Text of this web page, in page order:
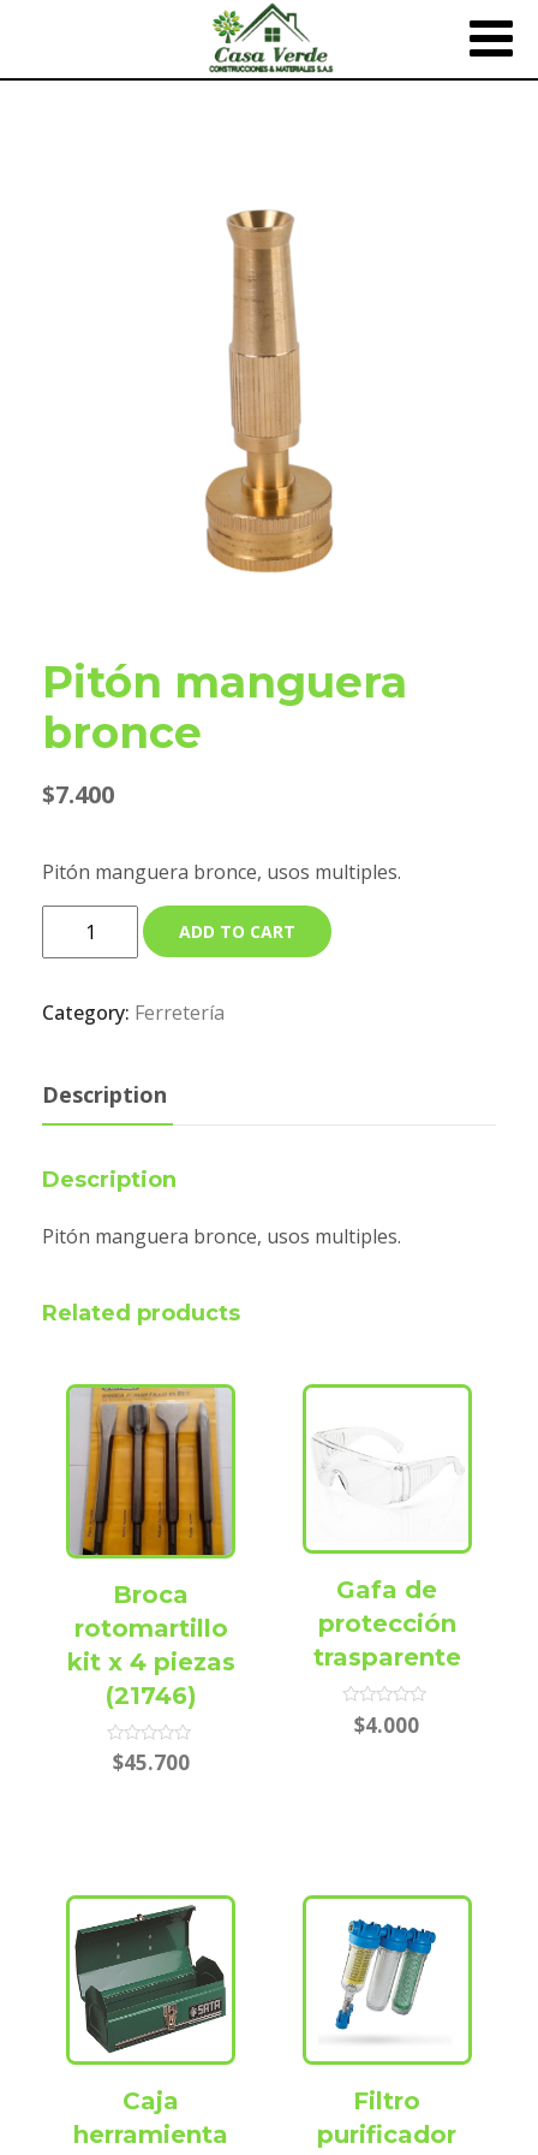
Pitón manguera
bronce
$7.400
Pitón manguera bronce, usos multiples.
ADD TO CART
Category: Ferretería
Description
Description
Pitón manguera bronce, usos multiples.
Related products
Broca
rotomartillo
kit x 4 piezas
(21746)
Rated
0$45.700
Gafa de
protección
trasparente
Rated
$4.000
Caja
herramienta
Filtro
purificador